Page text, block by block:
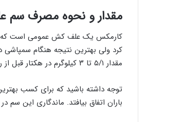
مقدار و نحوه مصرف سم
کارمکس یک علف کش عمومی است که می
کرد ولی بهترين نتيجه هنگام سمپاشی
مقدار ۵/۱ تا ۳ کيلوگرم در هکتار قبل از رويش علف ‌های هرز توصیه می شود.
توجه داشته باشید که برای کسب
باران اتفاق بیافتد. ماندگاری این